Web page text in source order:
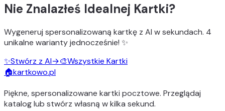
Nie Znalazłeś Idealnej Kartki?
Wygeneruj spersonalizowaną kartkę z AI w sekundach. 4
unikalne wariantyjednocześnie! ✨
✨Stwórz z AI→🎨Wszystkie Kartki
🏠kartkowo.pl
Piękne, spersonalizowane kartki pocztowe. Przeglądaj
katalog lub stwórz własną w kilka sekund.